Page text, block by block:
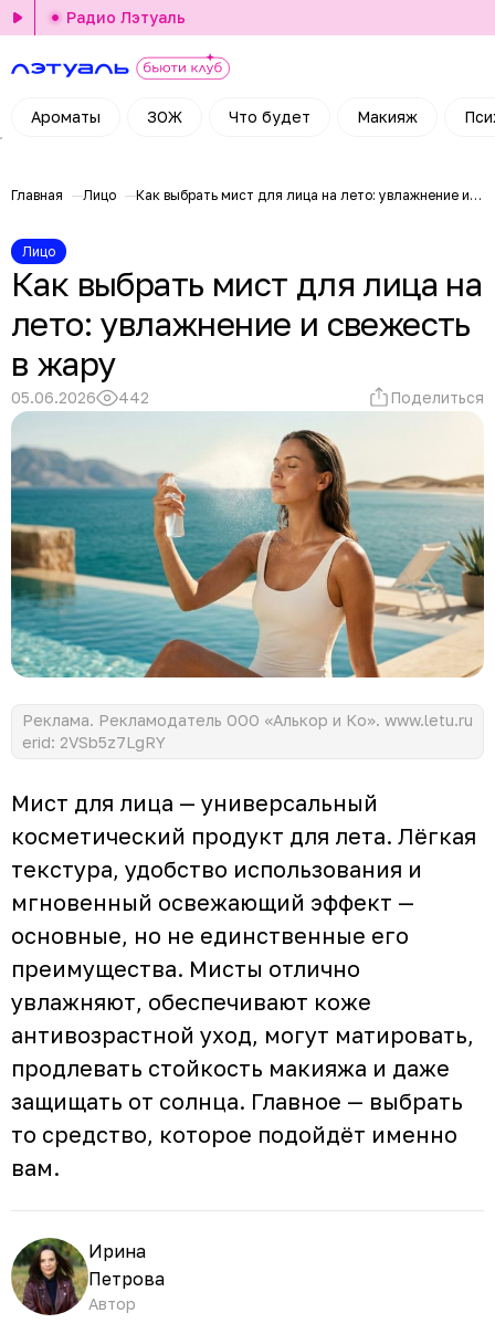
Ароматы ЗОЖ Что будет Макияж
Радио Лэтуаль
Главная Лицо Как выбрать мист для лица на лето: увлажнение и свежесть в жару
Лицо
Как выбрать мист для лица на
лето: увлажнение и свежесть
в жару
05.06.2026 442 Поделиться
Реклама. Рекламодатель ООО «Алькор и Ко». www.letu.ru
erid: 2VSb5z7LgRY
Мист для лица — универсальный
косметический продукт для лета. Лёгкая
текстура, удобство использования и
мгновенный освежающий эффект —
основные, но не единственные его
преимущества. Мисты отлично
увлажняют, обеспечивают коже
антивозрастной уход, могут матировать,
продлевать стойкость макияжа и даже
защищать от солнца. Главное — выбрать
то средство, которое подойдёт именно
вам.
Ирина
Петрова
Автор